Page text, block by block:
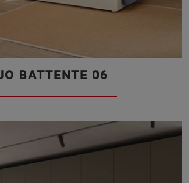
BATTENTE 06